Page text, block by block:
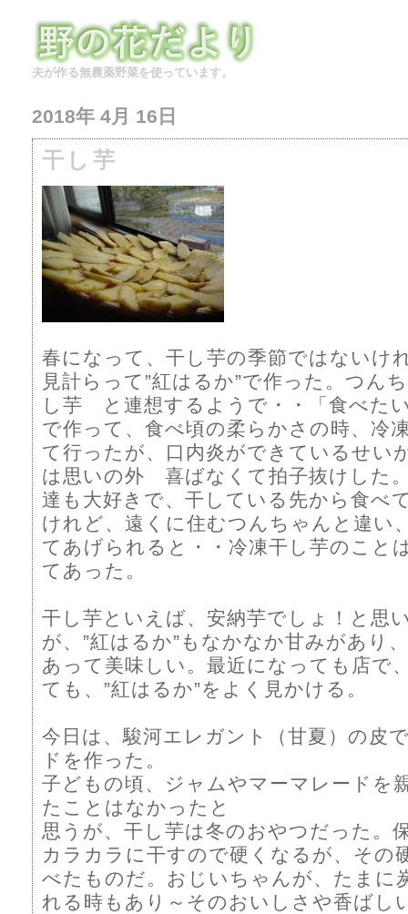
夫が作る無農薬野菜を使っています。
2018年 4月 16日
干し芋
春になって、干し芋の季節ではないけ
見計らって”紅はるか”で作った。つん
し芋 と連想するようで・・「食べた
で作って、食べ頃の柔らかさの時、冷
て行ったが、口内炎ができているせい
は思いの外 喜ばなくて拍子抜けした
達も大好きで、干している先から食べ
けれど、遠くに住むつんちゃんと違い
てあげられると・・冷凍干し芋のこと
てあった。
干し芋といえば、安納芋でしょ！と思
が、”紅はるか”もなかなか甘みがあり
あって美味しい。最近になっても店で
ても、”紅はるか”をよく見かける。
今日は、駿河エレガント（甘夏）の皮
ドを作った。
子どもの頃、ジャムやマーマレードを
たことはなかったと
思うが、干し芋は冬のおやつだった。
カラカラに干すので硬くなるが、その
べたものだ。おじいちゃんが、たまに
れる時もあり～そのおいしさや香ばし